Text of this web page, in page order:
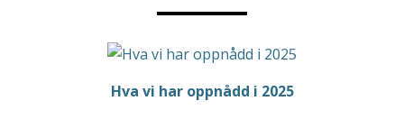
Hva vi har oppnådd i 2025